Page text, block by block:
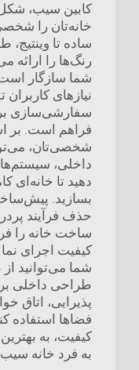
کابین سیب، شکل
خانه‌تان را
ساده تا
رنگ‌ها را ارائه
شما سازگار
نیازهای کاربران
سفارشی‌سازی
فراهم است. بر
شخصی‌تان،
داخلی،
دهید تا خانه‌ای
بسازید.
حذف فرآیند
ساخت خانه را
کیفیت اجرای
شما می‌توانید
طراحی داخلی
پذیرایی، اتاق
فضاها استفاده
کیفیت، به
به فرد خانه